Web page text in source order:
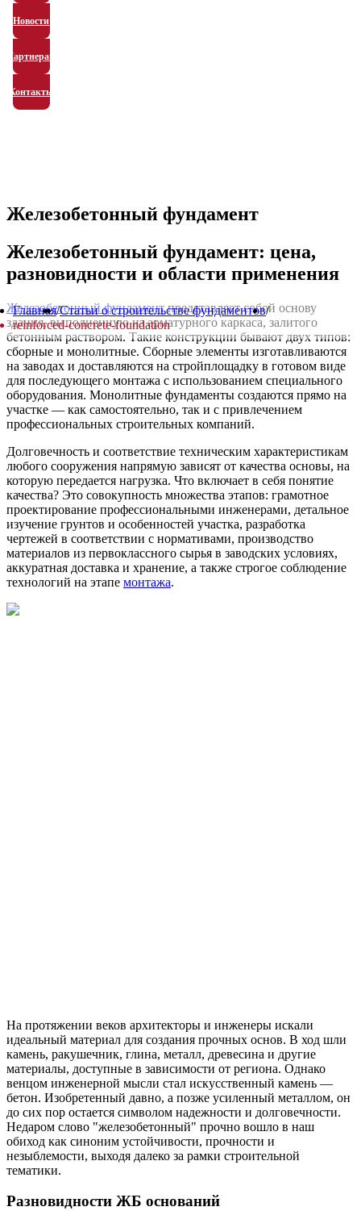
Новости
Партнерам
Контакты
Главная/Статьи о строительстве фундаментов/
reinforced-concrete-foundation
Железобетонный фундамент
Железобетонный фундамент: цена,
разновидности и области применения
Железобетонный фундаментпредставляет собой основу
здания, выполненную из арматурного каркаса, залитого
бетонным раствором. Такие конструкции бывают двух типов:
сборные и монолитные. Сборные элементы изготавливаются
на заводах и доставляются на стройплощадку в готовом виде
для последующего монтажа с использованием специального
оборудования. Монолитные фундаменты создаются прямо на
участке — как самостоятельно, так и с привлечением
профессиональных строительных компаний.
Долговечность и соответствие техническим характеристикам
любого сооружения напрямую зависят от качества основы, на
которую передается нагрузка. Что включает в себя понятие
качества? Это совокупность множества этапов: грамотное
проектирование профессиональными инженерами, детальное
изучение грунтов и особенностей участка, разработка
чертежей в соответствии с нормативами, производство
материалов из первоклассного сырья в заводских условиях,
аккуратная доставка и хранение, а также строгое соблюдение
технологий на этапе монтажа.
На протяжении веков архитекторы и инженеры искали
идеальный материал для создания прочных основ. В ход шли
камень, ракушечник, глина, металл, древесина и другие
материалы, доступные в зависимости от региона. Однако
венцом инженерной мысли стал искусственный камень —
бетон. Изобретенный давно, а позже усиленный металлом, он
до сих пор остается символом надежности и долговечности.
Недаром слово "железобетонный" прочно вошло в наш
обиход как синоним устойчивости, прочности и
незыблемости, выходя далеко за рамки строительной
тематики.
Разновидности ЖБ оснований